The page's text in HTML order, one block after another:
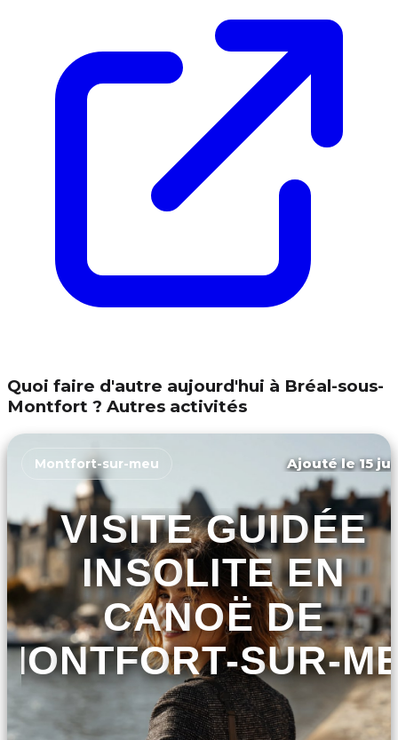
Quoi faire d'autre aujourd'hui à Bréal-sous-
Montfort ? Autres activités
Montfort-sur-meu Ajouté le 15
VISITE GUIDÉE
INSOLITE EN
CANOË DE
SUR-